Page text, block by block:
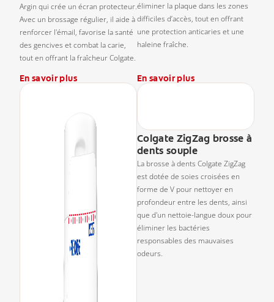
Argin qui crée un écran protecteur.
Avec un brossage régulier, il aide à
renforcer l'émail, favorise la santé
des gencives et combat la carie,
tout en offrant la fraîcheur Colgate.
En savoir plus
éliminer la plaque dans les zones
difficiles d’accès, tout en offrant
une protection anticaries et une
haleine fraîche.
En savoir plus
Colgate ZigZag brosse à
dents souple
La brosse à dents Colgate ZigZag
est dotée de soies croisées en
forme de V pour nettoyer en
profondeur entre les dents, ainsi
que d'un nettoie-langue doux pour
éliminer les bactéries
responsables des mauvaises
odeurs.